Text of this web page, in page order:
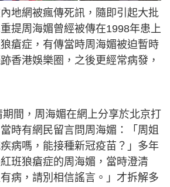
地網被瘋傳死訊，隨即引起大批
提周海媚曾經被傳在1998年患上
瘡症，有傳當時周海媚被迫暫時
香港娛樂圈，之後更經常病發，
間，周海媚在網上分享於北京打
時有網民留言問周海媚：「周姐
病嗎，能接種新冠疫苗？」多年
班狼瘡症的周海媚，當時澄清
病，請別相信謠言。」才拆解多